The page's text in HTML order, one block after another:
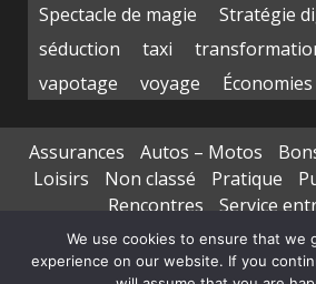
Spectacle de magie
Stratégie
séduction
taxi
vapotage
voyage
Assurances Autos – Motos
Loisirs
Non classé Pratique
Rencontres
Service
Transports de
We use cookies to ensure that we
experience on our website. If you